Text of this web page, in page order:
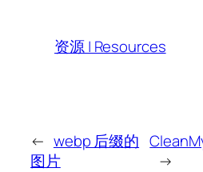
资源 | Resources
← webp 后缀的
图片
→